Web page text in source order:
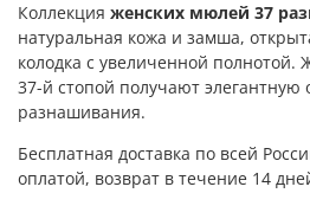
Коллекция женских мюлей 37
натуральная кожа и замша,
колодка с увеличенной
37-й стопой получают элегантную
разнашивания.
Бесплатная доставка по всей
оплатой, возврат в течение 14